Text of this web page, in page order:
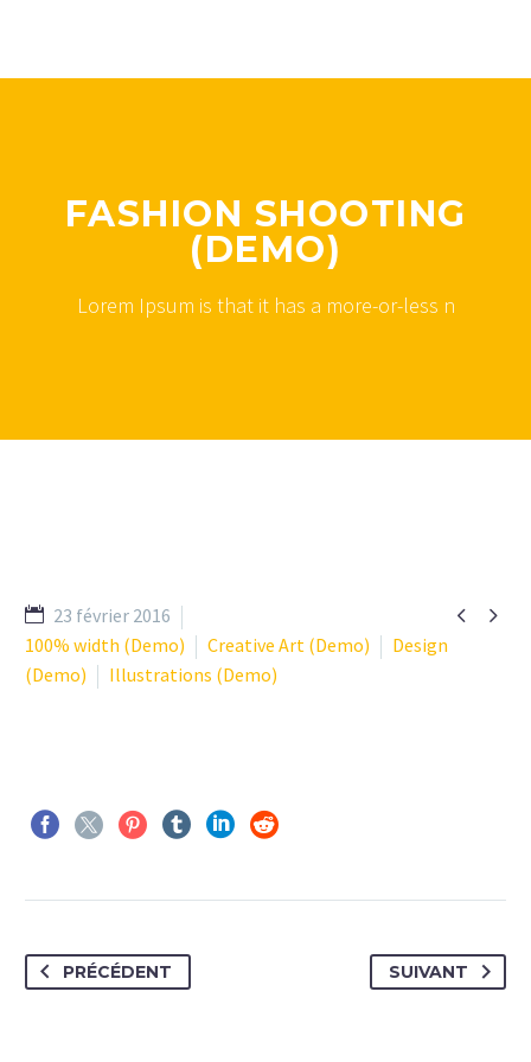
FASHION SHOOTING
(DEMO)
Lorem Ipsum is that it has a more-or-less n
 
23 février 2016
100% width (Demo)
Creative Art (Demo)
Design
(Demo)
Illustrations (Demo)
PRÉCÉDENT SUIVANT